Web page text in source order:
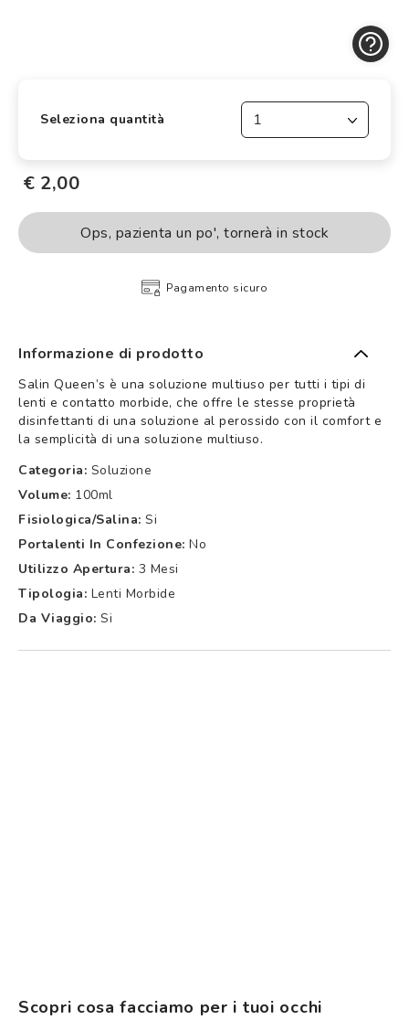
Logout
Seleziona quantità
€ 2,00
Ops, pazienta un po', tornerà in stock
Pagamento sicuro
Informazione di prodotto
Salin Queen’s è una soluzione multiuso per tutti i tipi di
lenti e contatto morbide, che offre le stesse proprietà
disinfettanti di una soluzione al perossido con il comfort e
la semplicità di una soluzione multiuso.
Categoria: Soluzione
Volume: 100ml
Fisiologica/Salina: Si
Portalenti In Confezione: No
Utilizzo Apertura: 3 Mesi
Tipologia: Lenti Morbide
Da Viaggio: Si
Scopri cosa facciamo per i tuoi occhi